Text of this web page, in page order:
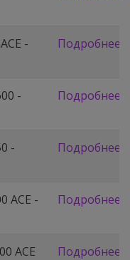
-
Подробнее
-
Подробнее
-
Подробнее
ACE -
Подробнее
ACE
Подробнее